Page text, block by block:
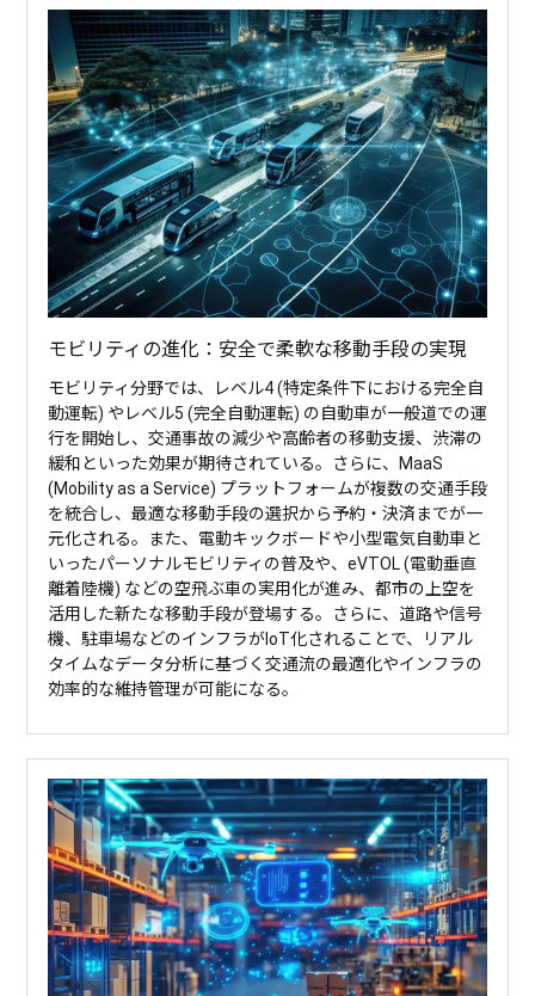
モビリティの進化：安全で柔軟な移動手段の実現
モビリティ分野では、レベル4 (特定条件下における完全自
動運転) やレベル5 (完全自動運転) の自動車が一般道での運
行を開始し、交通事故の減少や高齢者の移動支援、渋滞の
緩和といった効果が期待されている。さらに、MaaS
(Mobility as a Service) プラットフォームが複数の交通手段
を統合し、最適な移動手段の選択から予約・決済までが一
元化される。また、電動キックボードや小型電気自動車と
いったパーソナルモビリティの普及や、eVTOL (電動垂直
離着陸機) などの空飛ぶ車の実用化が進み、都市の上空を
活用した新たな移動手段が登場する。さらに、道路や信号
機、駐車場などのインフラがIoT化されることで、リアル
タイムなデータ分析に基づく交通流の最適化やインフラの
効率的な維持管理が可能になる。